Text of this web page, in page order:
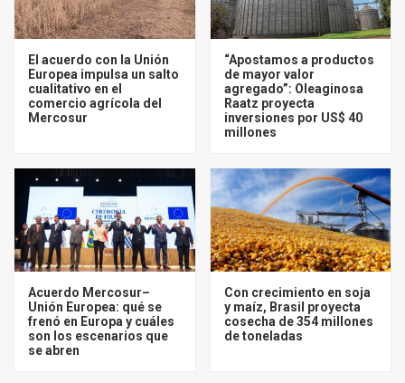
El acuerdo con la Unión
Europea impulsa un salto
cualitativo en el
comercio agrícola del
Mercosur
“Apostamos a productos
de mayor valor
agregado”: Oleaginosa
Raatz proyecta
inversiones por US$ 40
millones
Acuerdo Mercosur–
Unión Europea: qué se
frenó en Europa y cuáles
son los escenarios que
se abren
Con crecimiento en soja
y maíz, Brasil proyecta
cosecha de 354 millones
de toneladas